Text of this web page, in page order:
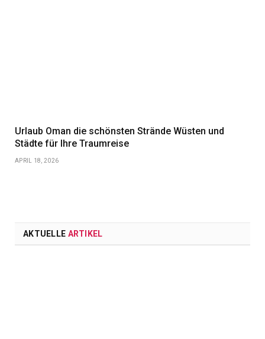
Urlaub Oman die schönsten Strände Wüsten und
Städte für Ihre Traumreise
APRIL 18, 2026
AKTUELLE ARTIKEL